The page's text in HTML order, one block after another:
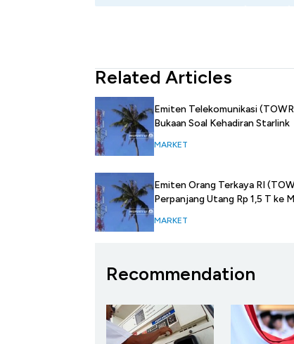
Related Articles
Emiten Telekomunikasi
Bukaan Soal Kehadiran Starlink
MARKET
Emiten Orang Terkaya RI
Perpanjang Utang Rp 1,5 T ke
MARKET
Recommendation